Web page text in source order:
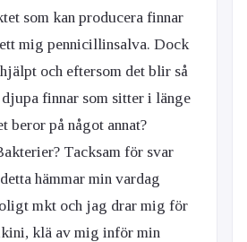
som kan producera finnar
mig pennicillinsalva. Dock
och eftersom det blir så
djupa finnar som sitter i länge
beror på något annat?
Tacksam för svar
hämmar min vardag
mkt och jag drar mig för
klä av mig inför min